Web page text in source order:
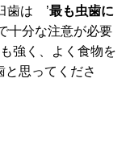
歯は ’最も虫歯に
十分な注意が必要
強く、よく食物を
思ってくださ